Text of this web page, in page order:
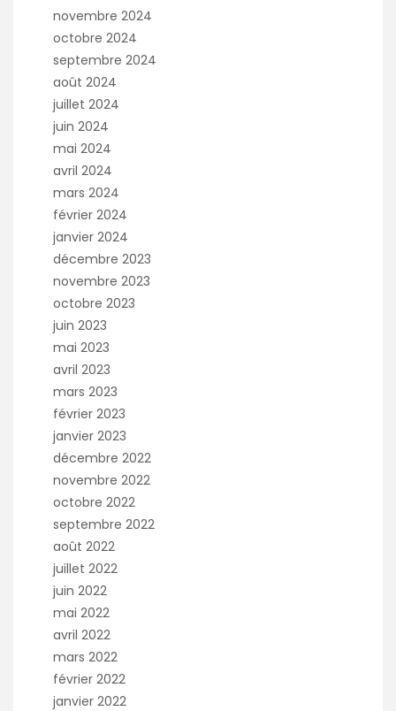
novembre 2024
octobre 2024
septembre 2024
août 2024
juillet 2024
juin 2024
mai 2024
avril 2024
mars 2024
février 2024
janvier 2024
décembre 2023
novembre 2023
octobre 2023
juin 2023
mai 2023
avril 2023
mars 2023
février 2023
janvier 2023
décembre 2022
novembre 2022
octobre 2022
septembre 2022
août 2022
juillet 2022
juin 2022
mai 2022
avril 2022
mars 2022
février 2022
janvier 2022